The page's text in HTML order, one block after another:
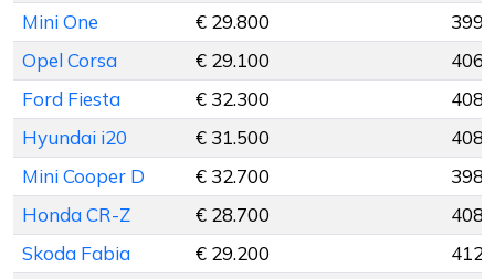
Mini One
€ 29.800
399
Opel Corsa
€ 29.100
406
Ford Fiesta
€ 32.300
408
Hyundai i20
€ 31.500
408
Mini Cooper D
€ 32.700
398
Honda CR-Z
€ 28.700
408
Skoda Fabia
€ 29.200
412